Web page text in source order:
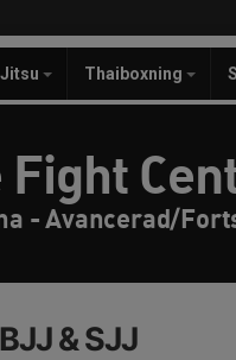
Thaiboxning
Fight
- Avancerad/
BJJ & SJJ